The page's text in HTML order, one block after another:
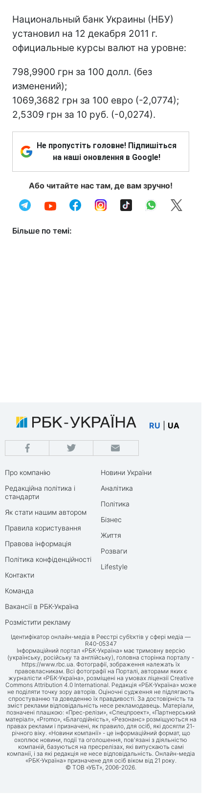
Национальный банк Украины (НБУ)
установил на 12 декабря 2011 г.
официальные курсы валют на уровне:
798,9900 грн за 100 долл. (без
изменений);
1069,3682 грн за 100 евро (-2,0774);
2,5309 грн за 10 руб. (-0,0274).
Не пропустіть головне! Підпишіться
на наші оновлення в Google!
Або читайте нас там, де вам зручно!
Більше по темі:
RU UA
Про компанію
Редакційна політика і
стандарти
Як стати нашим автором
Правила користування
Правова інформація
Політика конфіденційності
Контакти
Команда
Вакансії в РБК-Україна
Розмістити рекламу
Новини України
Аналітика
Політика
Бізнес
Життя
Розваги
Lifestyle
Ідентифікатор онлайн-медіа в Реєстрі суб’єктів у сфері медіа —
R40-05347
Інформаційний портал «РБК-Україна» має тримовну версію
(українську, російську та англійську), головна сторінка порталу -
https://www.rbc.ua. Фотографії, зображення належать їх
правовласникам. Всі фотографії на Порталі, авторами яких є
журналісти «РБК-Україна», розміщені на умовах ліцензії Creative
Commons Attribution 4.0 International. Редакція «РБК-Україна» може
не поділяти точку зору авторів. Оціночні судження не підлягають
спростуванню та доведенню їх правдивості. За достовірність та
зміст реклами відповідальність несе рекламодавець. Матеріали,
позначені плашкою: «Прес-релізи», «Спецпроект», «Партнерський
матеріал», «Promo», «Благодійність», «Резонанс» розміщуються на
правах реклами і призначені, як правило, для осіб, які досягли 21-
річного віку. «Новини компанії» - це інформаційний формат, що
охоплює новини, події та оголошення, пов'язані з діяльністю
компаній, базуються на пресрелізах, які випускають самі
компанії, і за які редакція не несе відповідальність. Онлайн-медіа
«РБК-Україна» призначене для осіб віком від 21 року.
© ТОВ «УБТ», 2006-2026.